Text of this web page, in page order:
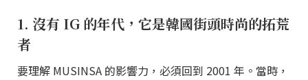
1. 沒有 IG 的年代，它是韓國街頭時尚的拓荒
者
要理解 MUSINSA 的影響力，必須回到 2001 年。當時，